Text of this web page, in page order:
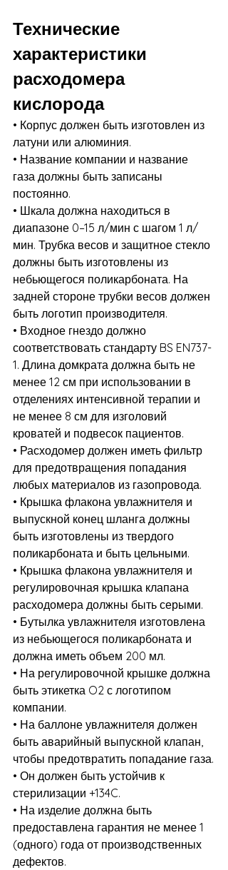
Технические
характеристики
расходомера
кислорода
• Корпус должен быть изготовлен из
латуни или алюминия.
• Название компании и название
газа должны быть записаны
постоянно.
• Шкала должна находиться в
диапазоне 0–15 л/мин с шагом 1 л/
мин. Трубка весов и защитное стекло
должны быть изготовлены из
небьющегося поликарбоната. На
задней стороне трубки весов должен
быть логотип производителя.
• Входное гнездо должно
соответствовать стандарту BS EN737-
1. Длина домкрата должна быть не
менее 12 см при использовании в
отделениях интенсивной терапии и
не менее 8 см для изголовий
кроватей и подвесок пациентов.
• Расходомер должен иметь фильтр
для предотвращения попадания
любых материалов из газопровода.
• Крышка флакона увлажнителя и
выпускной конец шланга должны
быть изготовлены из твердого
поликарбоната и быть цельными.
• Крышка флакона увлажнителя и
регулировочная крышка клапана
расходомера должны быть серыми.
• Бутылка увлажнителя изготовлена ​​
из небьющегося поликарбоната и
должна иметь объем 200 мл.
• На регулировочной крышке должна
быть этикетка O2 с логотипом
компании.
• На баллоне увлажнителя должен
быть аварийный выпускной клапан,
чтобы предотвратить попадание газа.
• Он должен быть устойчив к
стерилизации +134C.
• На изделие должна быть
предоставлена ​​гарантия не менее 1
(одного) года от производственных
дефектов.